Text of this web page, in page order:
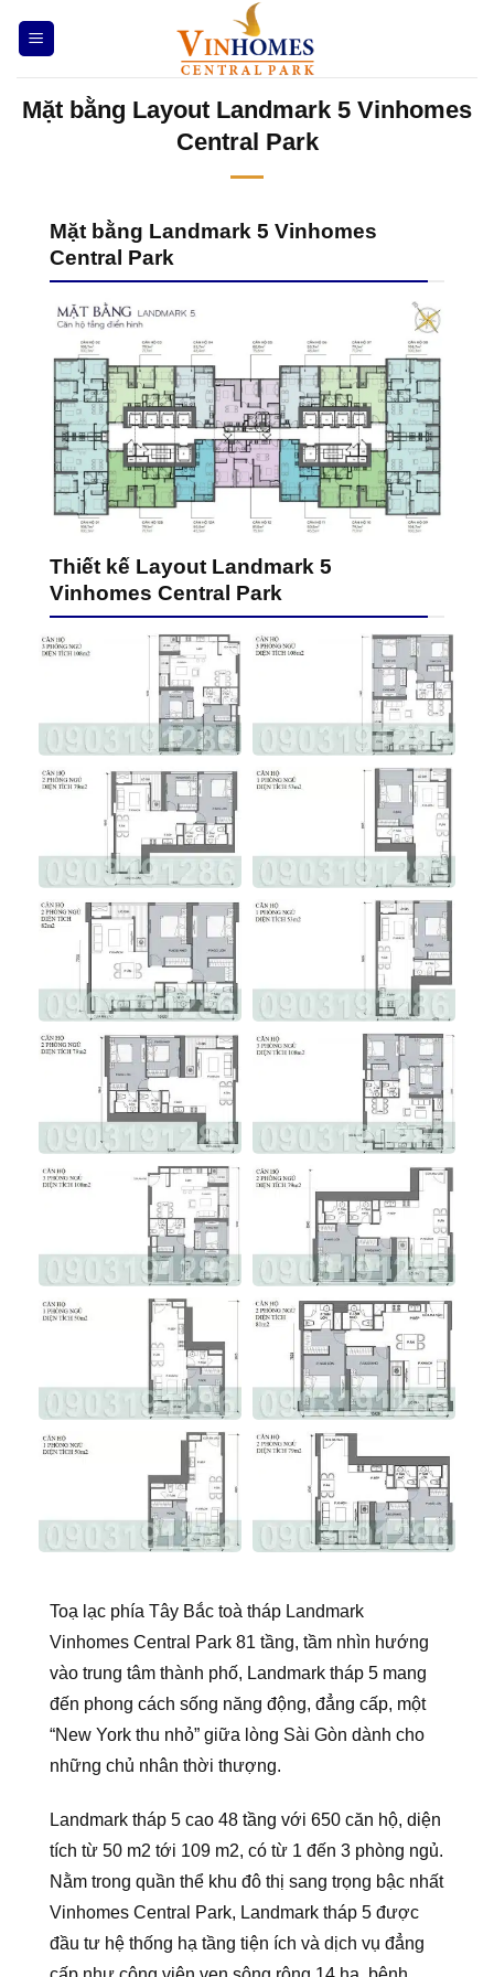
qua
nội
dungMặt bằng Layout Landmark 5 Vinhomes
Central Park
Mặt bằng Landmark 5 Vinhomes
Central Park
Thiết kế Layout Landmark 5
Vinhomes Central Park
Toạ lạc phía Tây Bắc toà tháp Landmark
Vinhomes Central Park 81 tầng, tầm nhìn hướng
vào trung tâm thành phố, Landmark tháp 5 mang
đến phong cách sống năng động, đẳng cấp, một
“New York thu nhỏ” giữa lòng Sài Gòn dành cho
những chủ nhân thời thượng.
Landmark tháp 5 cao 48 tầng với 650 căn hộ, diện
tích từ 50 m2 tới 109 m2, có từ 1 đến 3 phòng ngủ.
Nằm trong quần thể khu đô thị sang trọng bậc nhất
Vinhomes Central Park, Landmark tháp 5 được
đầu tư hệ thống hạ tầng tiện ích và dịch vụ đẳng